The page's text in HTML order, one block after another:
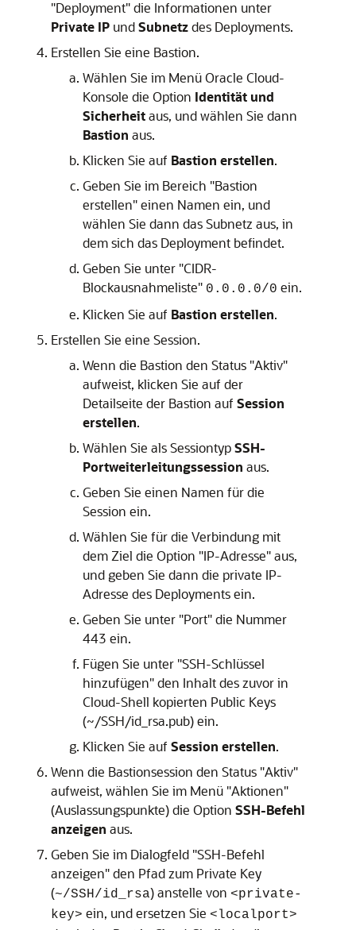
"Deployment" die Informationen unter
Private IP undSubnetzdes Deployments.
Erstellen Sie eine Bastion.
Wählen Sie im MenüOracle Cloud-
Konsole die Option Identität und
Sicherheitaus, und wählen Sie dann
Bastion aus.
Klicken Sie auf Bastion erstellen.
Geben Sie im Bereich "Bastion
erstellen" einen Namen ein, und
wählen Sie dann das Subnetz aus, in
dem sich das Deployment befindet.
Geben Sie unter "CIDR-
Blockausnahmeliste" 0.0.0.0/0 ein.
Klicken Sie auf Bastion erstellen.
Erstellen Sie eine Session.
Wenn die Bastion den Status "Aktiv"
aufweist, klicken Sie auf der
Detailseite der Bastion auf Session
erstellen.
Wählen Sie als SessiontypSSH-
Portweiterleitungssession aus.
Geben Sie einen Namen für die
Session ein.
Wählen Sie für die Verbindung mit
dem Ziel die Option "IP-Adresse" aus,
und geben Sie dann die private IP-
Adresse des Deployments ein.
Geben Sie unter "Port" die Nummer
443 ein.
Fügen Sie unter "SSH-Schlüssel
hinzufügen" den Inhalt des zuvor in
Cloud-Shell kopierten Public Keys
(~/SSH/id_rsa.pub) ein.
Klicken Sie auf Session erstellen.
Wenn die Bastionsession den Status "Aktiv"
aufweist, wählen Sie im Menü "Aktionen"
(Auslassungspunkte) die Option SSH-Befehl
anzeigen aus.
Geben Sie im Dialogfeld "SSH-Befehl
anzeigen" den Pfad zum Private Key
(~/SSH/id_rsa) anstelle von <private-
key> ein, und ersetzen Sie <localport>